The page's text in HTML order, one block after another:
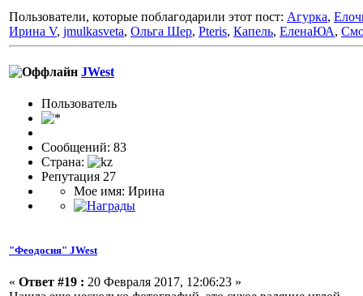
Пользователи, которые поблагодарили этот пост: Агурка,
Ирина V, jmulkasveta, Ольга Шер, Pteris, Капель, ЕленаЮА,
JWest
Пользовaтeль
Сообщений: 83
Страна:
Репутация 27
Мое имя: Ирина
"Феодосия" JWest
« Ответ #19 : 20 Февраля 2017, 12:06:23 »